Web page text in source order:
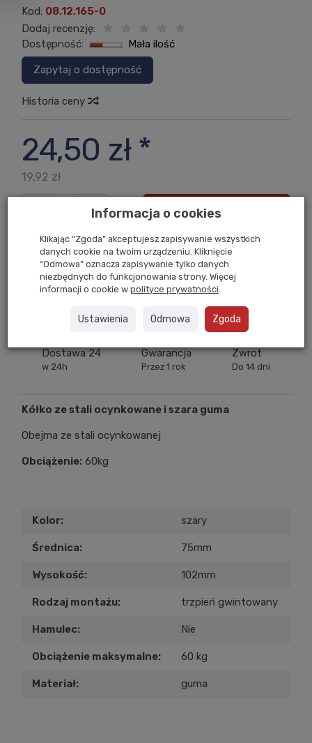
Kod: 08.12.165-0
Dodaj recenzję:
Dostępność:
Mała ilość
Zapytaj o dostępność
Historia ceny
24,50 zł *
19,92 zł
/szt. dodaj do koszyka
Zapytaj o cenę hurtową
Dostawa 24
w 24h
Gwarancja
Przez 1 rok
Zwrot
Do 14 dni
Kółko ze stali ocynkowane i szara guma
Obejma ze stali ocynkowanej
Obciążenie: 60kg
Kolor: szary
Średnica: 75mm
Wysokość: 102mm
Rodzaj montażu: trzpień gwintowany
Hamulec: Nie
Obciążenie maksymalne: 60 kg
Materiał: guma
Informacja o cookies
Klikając “Zgoda” akceptujesz zapisywanie wszystkich
danych cookie na twoim urządzeniu. Kliknięcie
“Odmowa” oznacza zapisywanie tylko danych
niezbędnych do funkcjonowania strony. Więcej
informacji o cookie w polityce prywatności.
Ustawienia Odmowa Zgoda